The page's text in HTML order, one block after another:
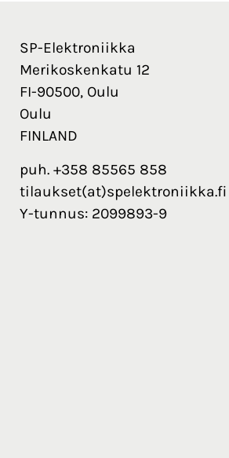
SP-Elektroniikka
Merikoskenkatu 12
FI-90500, Oulu
Oulu
FINLAND
puh. +358 85565 858
tilaukset(at)spelektroniikka.fi
Y-tunnus: 2099893-9